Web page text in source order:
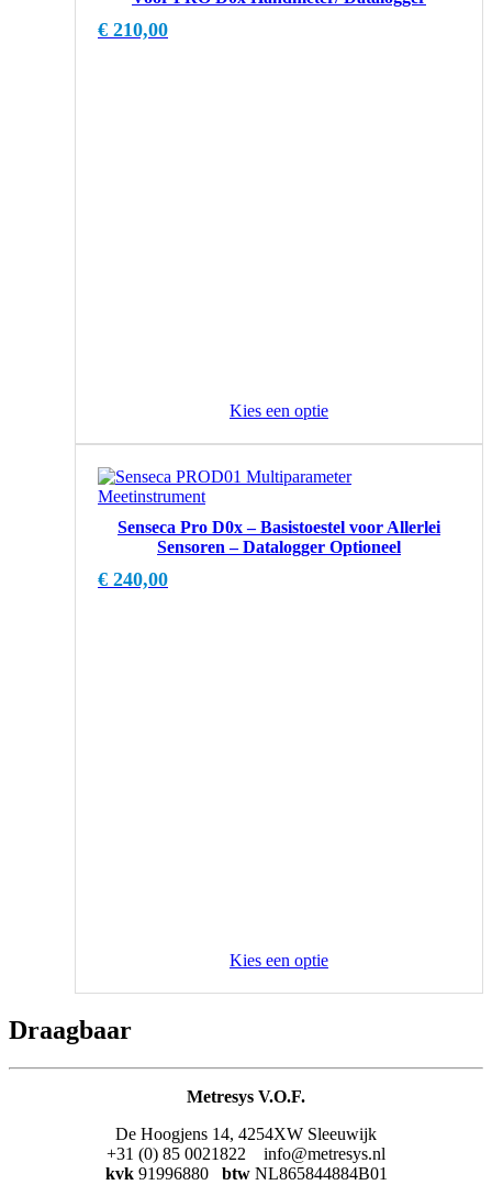
€ 210,00
Kies een optie
Senseca Pro D0x – Basistoestel voor Allerlei
Sensoren – Datalogger Optioneel
€ 240,00
Kies een optie
Draagbaar
Metresys V.O.F.
De Hoogjens 14, 4254XW Sleeuwijk
+31 (0) 85 0021822 info@metresys.nl
kvk 91996880 btw NL865844884B01